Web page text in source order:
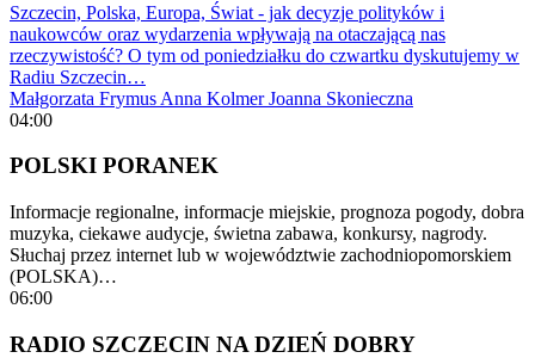
Szczecin, Polska, Europa, Świat - jak decyzje polityków i
naukowców oraz wydarzenia wpływają na otaczającą nas
rzeczywistość? O tym od poniedziałku do czwartku dyskutujemy w
Radiu Szczecin…
Małgorzata Frymus Anna Kolmer Joanna Skonieczna
04:00
POLSKI PORANEK
Informacje regionalne, informacje miejskie, prognoza pogody, dobra
muzyka, ciekawe audycje, świetna zabawa, konkursy, nagrody.
Słuchaj przez internet lub w województwie zachodniopomorskiem
(POLSKA)…
06:00
RADIO SZCZECIN NA DZIEŃ DOBRY